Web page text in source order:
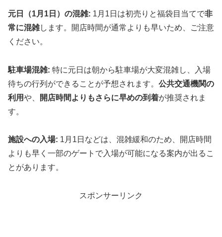
元日（1月1日）の混雑: 1月1日は初売りと福袋目当てで非
常に混雑します。開店時間が通常よりも早いため、ご注意
ください。
駐車場混雑: 特に元日は朝から駐車場が大変混雑し、入場
待ちの行列ができることが予想されます。 公共交通機関の
利用や、 開店時間よりもさらに早めの到着が推奨されま
す。
施設への入場: 1月1日などは、混雑緩和のため、開店時間
よりも早く一部のゲートで入場が可能になる案内が出るこ
とがあります。
スポンサーリンク